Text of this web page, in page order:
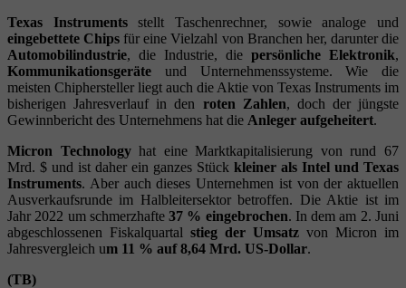
Texas Instrumentsstellt Taschenrechner, sowie analoge und
eingebettete Chips für eine Vielzahl von Branchen her, darunter die
Automobilindustrie, die Industrie, die persönliche Elektronik,
Kommunikationsgeräte und Unternehmenssysteme. Wie die
meisten Chiphersteller liegt auch die Aktie von Texas Instruments im
bisherigen Jahresverlauf in den roten Zahlen, doch der jüngste
Gewinnbericht des Unternehmens hat die Anleger aufgeheitert.
Micron Technologyhat eine Marktkapitalisierung von rund 67
Mrd. $ und ist daher ein ganzes Stück kleiner als Intel und Texas
Instruments. Aber auch dieses Unternehmen ist von der aktuellen
Ausverkaufsrunde im Halbleitersektor betroffen. Die Aktie ist im
Jahr 2022 um schmerzhafte37 % eingebrochen. In dem am 2. Juni
abgeschlossenen Fiskalquartal stieg der Umsatz von Micron im
Jahresvergleich um 11 % auf 8,64 Mrd. US-Dollar.
(TB)